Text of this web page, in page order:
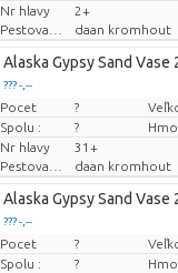
Nr hlavy
2+
daan kromhout
Alaska Gypsy Sand Vase
??? -,--
Cena za kus
Pocet ?
Spolu :
?
Nr hlavy
31+
daan kromhout
Alaska Gypsy Sand Vase
??? -,--
Cena za kus
Pocet ?
Spolu :
?